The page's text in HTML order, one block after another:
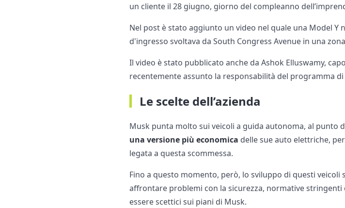
un cliente il 28 giugno, giorno del compleanno
Nel post è stato aggiunto un video nel quale una Model Y
d'ingresso svoltava da South Congress Avenue in una
Il video è stato pubblicato anche da Ashok Elluswamy,
recentemente assunto la responsabilità del programma
Le scelte dell’azienda
Musk punta molto sui veicoli a guida autonoma, al punto
una versione più economica delle sue auto elettriche,
legata a questa scommessa.
Fino a questo momento, però, lo sviluppo di questi veicoli
affrontare problemi con la sicurezza, normative
essere scettici sui piani di Musk.